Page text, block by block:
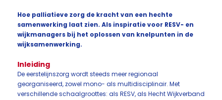
Hoe palliatieve zorg de kracht van een hechte
samenwerking laat zien. Als inspiratie voor RESV- en
wijkmanagers bij het oplossen van knelpunten in de
wijksamenwerking.
Inleiding
De eerstelijnszorg wordt steeds meer regionaal
georganiseerd, zowel mono- als multidisciplinair. Met
verschillende schaalgroottes: als RESV, als Hecht Wijkverband